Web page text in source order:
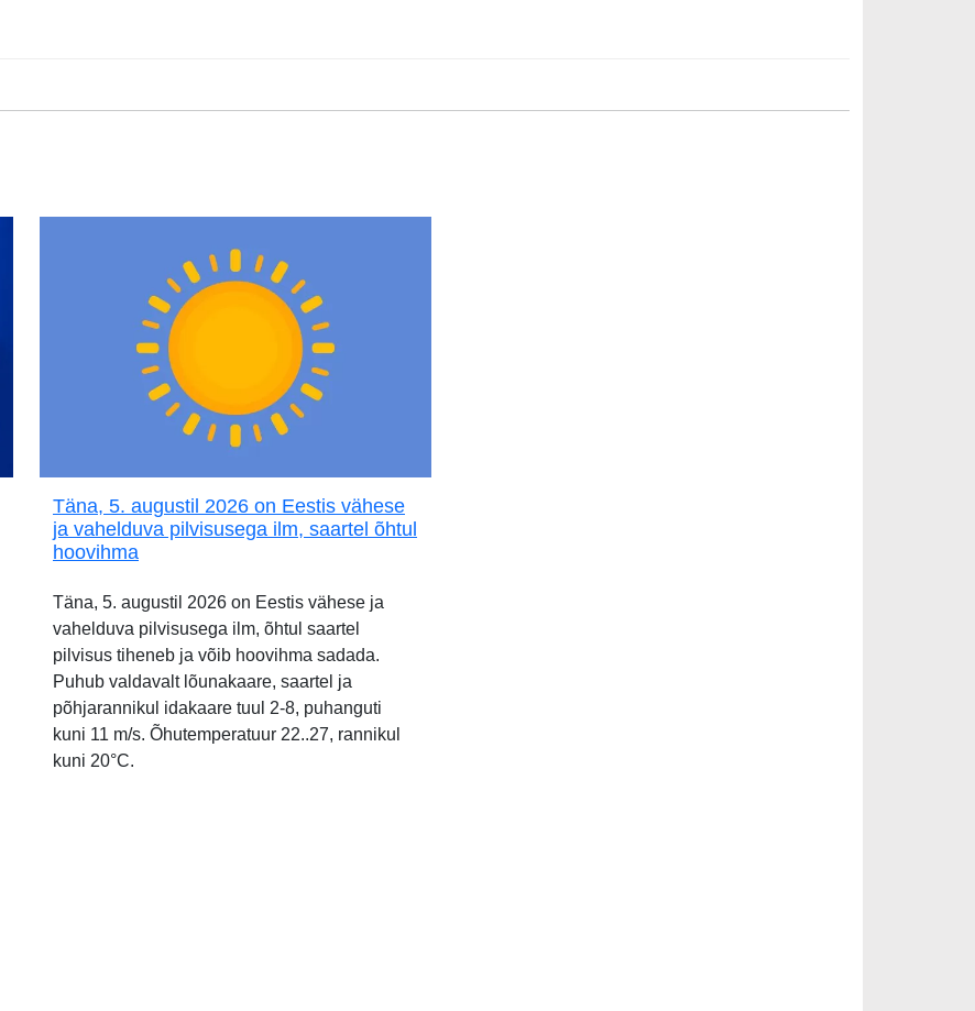
Täna, 5. augustil 2026 on Eestis vähese
ja vahelduva pilvisusega ilm, saartel õhtul
hoovihma
Täna, 5. augustil 2026 on Eestis vähese ja
vahelduva pilvisusega ilm, õhtul saartel
pilvisus tiheneb ja võib hoovihma sadada.
Puhub valdavalt lõunakaare, saartel ja
põhjarannikul idakaare tuul 2-8, puhanguti
kuni 11 m/s. Õhutemperatuur 22..27, rannikul
kuni 20°C.